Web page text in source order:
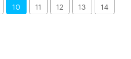
10 11 12 13
14